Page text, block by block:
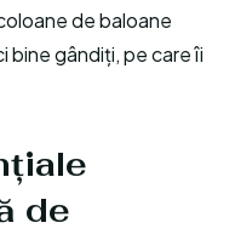
de baloane
bine gândiți, pe care îi
de